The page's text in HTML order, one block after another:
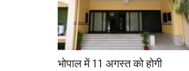
भोपाल में 11 अगस्त को होगी